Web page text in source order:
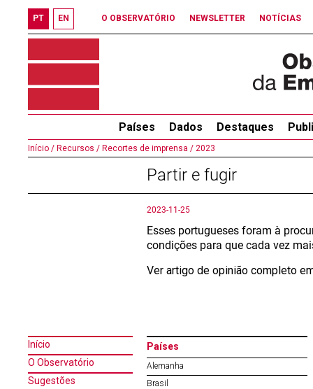
PT EN O OBSERVATÓRIO NEWSLETTER NOTÍCIAS
Países Dados Destaques
Início / Recursos / Recortes de imprensa / 2023
Partir e fugir
2023-11-25
Esses portugueses foram à
condições para que cada vez
Ver artigo de opinião completo
Início
O Observatório
Sugestões
Países
Alemanha
Brasil